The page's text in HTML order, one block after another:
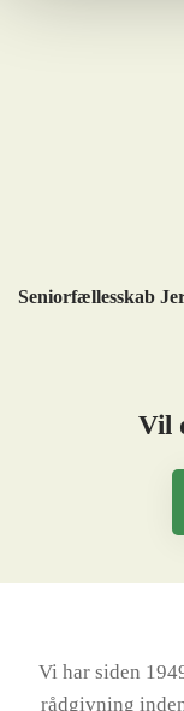
Seniorfællesskab
Vil
Vi har siden
rådgivning